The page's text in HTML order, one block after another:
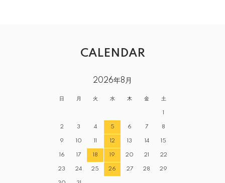
CALENDAR
2026年8月
日 月 火 水 木 金 土
1
2 3 4 5 6 7 8
9 10 11 12 13 14 15
16 17 18 19 20 21 22
23 24 25 26 27 28 29